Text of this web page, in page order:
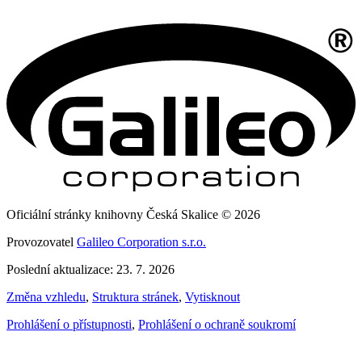
Oficiální stránky knihovny Česká Skalice © 2026
Provozovatel Galileo Corporation s.r.o.
Poslední aktualizace: 23. 7. 2026
Změna vzhledu, Struktura stránek, Vytisknout
Prohlášení o přístupnosti, Prohlášení o ochraně soukromí